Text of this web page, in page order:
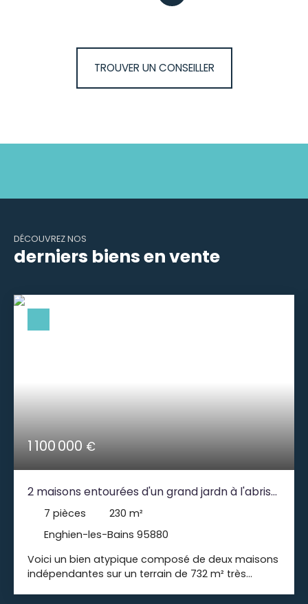
TROUVER UN CONSEILLER
DÉCOUVREZ NOS
derniers biens en vente
1 100 000€
2 maisons entourées d'un grand jardn à l'abris
des regards et à 60 mètres du lac d'ENGHIEN-
LES-BAINS
7 pièces 230 m²
Enghien-les-Bains 95880
Voici un bien atypique composé de deux maisons
indépendantes sur un terrain de 732 m² très